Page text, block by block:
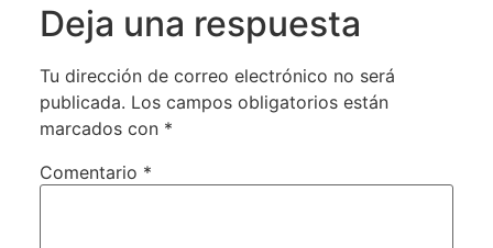
Deja una respuesta
Tu dirección de correo electrónico no será
publicada. Los campos obligatorios están
marcados con *
Comentario *